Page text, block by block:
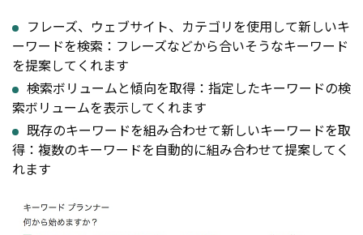
フレーズ、ウェブサイト、カテゴリを使用して新しいキ
ーワードを検索：フレーズなどから合いそうなキーワード
を提案してくれます
検索ボリュームと傾向を取得：指定したキーワードの検
索ボリュームを表示してくれます
既存のキーワードを組み合わせて新しいキーワードを取
得：複数のキーワードを自動的に組み合わせて提案してく
れます